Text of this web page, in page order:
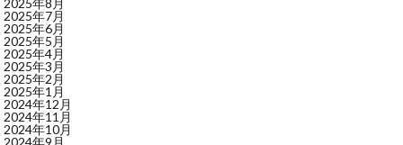
2025年8月
2025年7月
2025年6月
2025年5月
2025年4月
2025年3月
2025年2月
2025年1月
2024年12月
2024年11月
2024年10月
2024年9月